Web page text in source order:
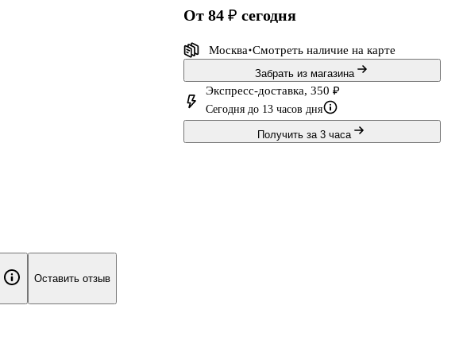
от 84 ₽ сегодня
Москва Смотреть наличие на карте
Забрать из магазина
Экспресс-доставка, 350 ₽
Сегодня до 13 часов дня
Получить за 3 часа
Оставить отзыв